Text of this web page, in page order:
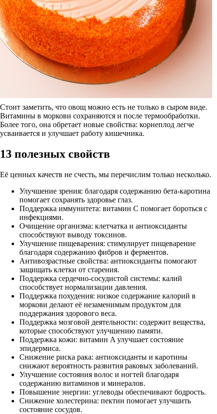
Стоит заметить, что овощ можно есть не только в сыром виде.
Витамины в моркови сохраняются и после термообработки.
Более того, она обретает новые свойства: корнеплод легче
усваивается и улучшает работу кишечника.
13 полезных свойств
Её ценных качеств не счесть, мы перечислим только несколько.
Улучшение зрения: благодаря содержанию бета-каротина
помогает сохранять здоровье глаз.
Поддержка иммунитета: витамин С помогает бороться с
инфекциями.
Очищение организма: клетчатка и антиоксиданты
способствуют выводу токсинов.
Улучшение пищеварения: стимулирует пищеварение
благодаря содержанию фибров и ферментов.
Антивозрастные свойства: антиоксиданты помогают
защищать клетки от старения.
Поддержка сердечно-сосудистой системы: калий
способствует нормализации давления.
Поддержка похудения: низкое содержание калорий в
моркови делают её незаменимым продуктом для
поддержания здорового веса.
Поддержка мозговой деятельности: содержит вещества,
которые способствуют улучшению памяти.
Поддержка кожи: витамин A улучшает состояние
эпидермиса.
Снижение риска рака: антиоксиданты и каротины
снижают вероятность развития раковых заболеваний.
Улучшение состояния волос и ногтей благодаря
содержанию витаминов и минералов.
Повышение энергии: углеводы обеспечивают бодрость.
Снижение холестерина: пектин помогает улучшить
состояние сосудов.